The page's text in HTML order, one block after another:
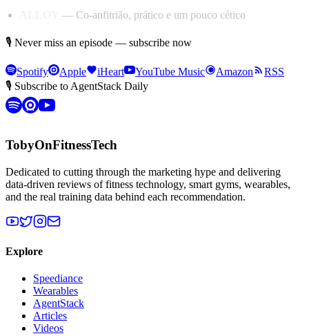
— Co-anfitrião, prático e um pouco cético
🎙 Never miss an episode — subscribe now
Spotify Apple iHeart YouTube Music Amazon
RSS
🎙 Subscribe to AgentStack Daily
TobyOnFitnessTech
Dedicated to cutting through the marketing hype and delivering
data-driven reviews of fitness technology, smart gyms, wearables,
and the real training data behind each recommendation.
Explore
Speediance
Wearables
AgentStack
Articles
Videos